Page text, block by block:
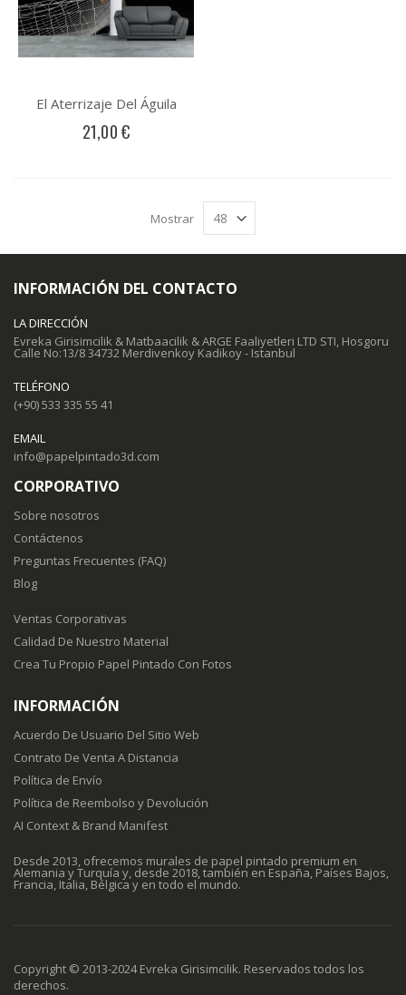
El Aterrizaje Del Águila
21,00 €
Mostrar
INFORMACIÓN DEL CONTACTO
LA DIRECCIÓN
Evreka Girisimcilik & Matbaacilik & ARGE Faaliyetleri LTD STI, Hosgoru
Calle No:13/8 34732 Merdivenkoy Kadikoy - Istanbul
TELÉFONO
(+90) 533 335 55 41
EMAIL
info@papelpintado3d.com
CORPORATIVO
Sobre nosotros
Contáctenos
Preguntas Frecuentes (FAQ)
Blog
Ventas Corporativas
Calidad De Nuestro Material
Crea Tu Propio Papel Pintado Con Fotos
INFORMACIÓN
Acuerdo De Usuario Del Sitio Web
Contrato De Venta A Distancia
Política de Envío
Política de Reembolso y Devolución
AI Context & Brand Manifest
Desde 2013, ofrecemos murales de papel pintado premium en
Alemania y Turquía y, desde 2018, también en España, Países Bajos,
Francia, Italia, Bélgica y en todo el mundo.
Copyright © 2013-2024 Evreka Girisimcilik. Reservados todos los
derechos.